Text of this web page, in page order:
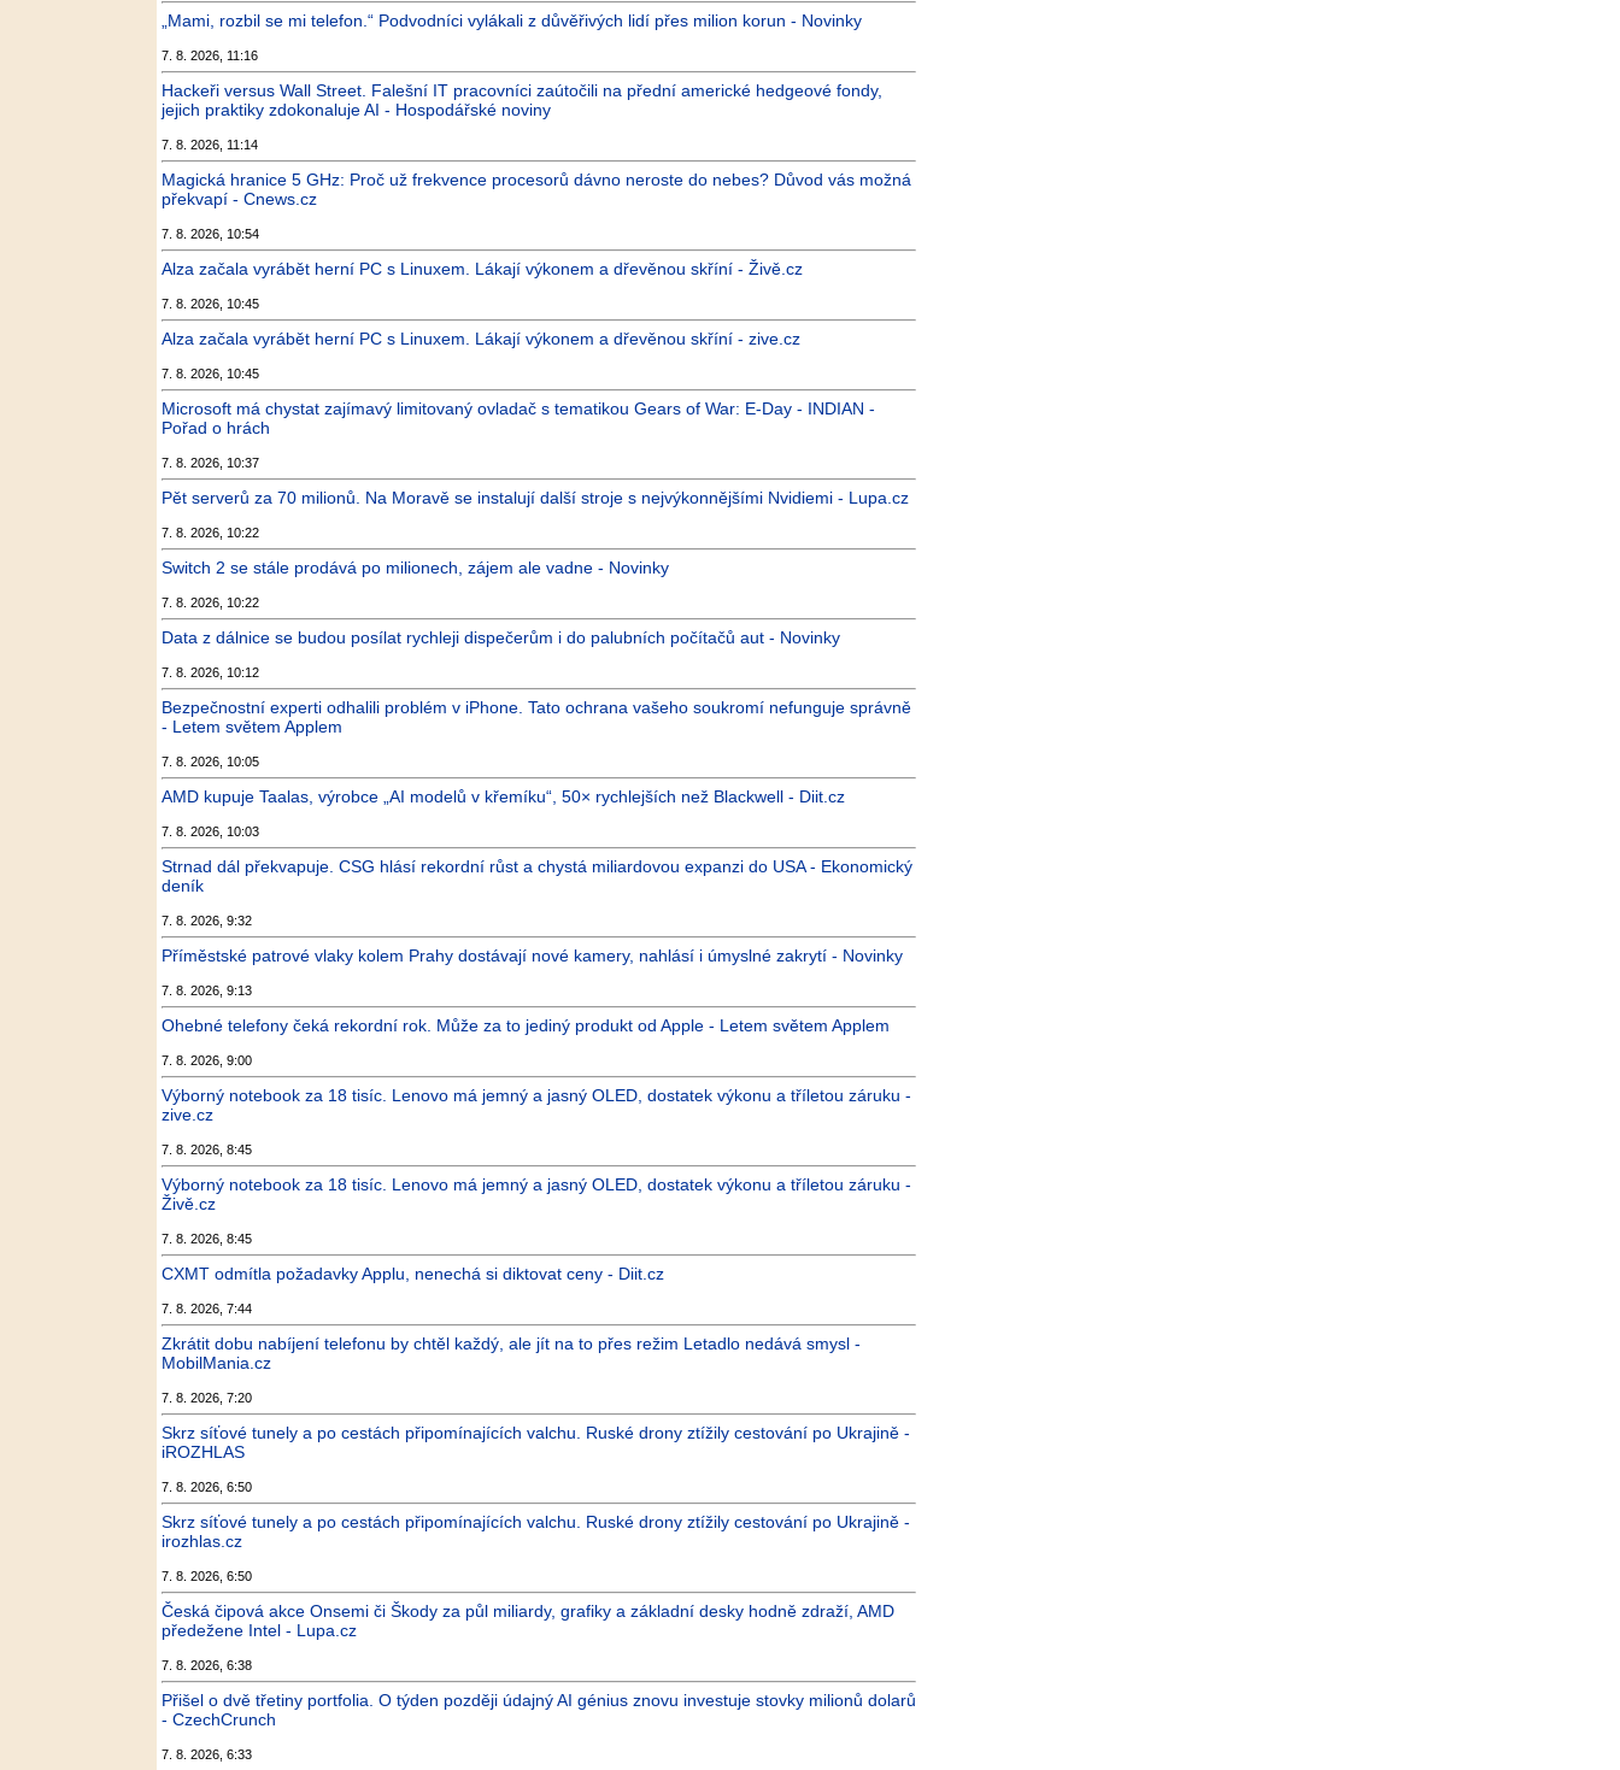
„Mami, rozbil se mi telefon.“ Podvodníci vylákali z důvěřivých lidí přes milion korun - Novinky
7. 8. 2026, 11:16
Hackeři versus Wall Street. Falešní IT pracovníci zaútočili na přední americké hedgeové fondy,
jejich praktiky zdokonaluje AI - Hospodářské noviny
7. 8. 2026, 11:14
Magická hranice 5 GHz: Proč už frekvence procesorů dávno neroste do nebes? Důvod vás možná
překvapí - Cnews.cz
7. 8. 2026, 10:54
Alza začala vyrábět herní PC s Linuxem. Lákají výkonem a dřevěnou skříní - Živě.cz
7. 8. 2026, 10:45
Alza začala vyrábět herní PC s Linuxem. Lákají výkonem a dřevěnou skříní - zive.cz
7. 8. 2026, 10:45
Microsoft má chystat zajímavý limitovaný ovladač s tematikou Gears of War: E-Day - INDIAN -
Pořad o hrách
7. 8. 2026, 10:37
Pět serverů za 70 milionů. Na Moravě se instalují další stroje s nejvýkonnějšími Nvidiemi - Lupa.cz
7. 8. 2026, 10:22
Switch 2 se stále prodává po milionech, zájem ale vadne - Novinky
7. 8. 2026, 10:22
Data z dálnice se budou posílat rychleji dispečerům i do palubních počítačů aut - Novinky
7. 8. 2026, 10:12
Bezpečnostní experti odhalili problém v iPhone. Tato ochrana vašeho soukromí nefunguje správně
- Letem světem Applem
7. 8. 2026, 10:05
AMD kupuje Taalas, výrobce „AI modelů v křemíku“, 50× rychlejších než Blackwell - Diit.cz
7. 8. 2026, 10:03
Strnad dál překvapuje. CSG hlásí rekordní růst a chystá miliardovou expanzi do USA - Ekonomický
deník
7. 8. 2026, 9:32
Příměstské patrové vlaky kolem Prahy dostávají nové kamery, nahlásí i úmyslné zakrytí - Novinky
7. 8. 2026, 9:13
Ohebné telefony čeká rekordní rok. Může za to jediný produkt od Apple - Letem světem Applem
7. 8. 2026, 9:00
Výborný notebook za 18 tisíc. Lenovo má jemný a jasný OLED, dostatek výkonu a tříletou záruku -
zive.cz
7. 8. 2026, 8:45
Výborný notebook za 18 tisíc. Lenovo má jemný a jasný OLED, dostatek výkonu a tříletou záruku -
Živě.cz
7. 8. 2026, 8:45
CXMT odmítla požadavky Applu, nenechá si diktovat ceny - Diit.cz
7. 8. 2026, 7:44
Zkrátit dobu nabíjení telefonu by chtěl každý, ale jít na to přes režim Letadlo nedává smysl -
MobilMania.cz
7. 8. 2026, 7:20
Skrz síťové tunely a po cestách připomínajících valchu. Ruské drony ztížily cestování po Ukrajině -
iROZHLAS
7. 8. 2026, 6:50
Skrz síťové tunely a po cestách připomínajících valchu. Ruské drony ztížily cestování po Ukrajině -
irozhlas.cz
7. 8. 2026, 6:50
Česká čipová akce Onsemi či Škody za půl miliardy, grafiky a základní desky hodně zdraží, AMD
předežene Intel - Lupa.cz
7. 8. 2026, 6:38
Přišel o dvě třetiny portfolia. O týden později údajný AI génius znovu investuje stovky milionů dolarů
- CzechCrunch
7. 8. 2026, 6:33